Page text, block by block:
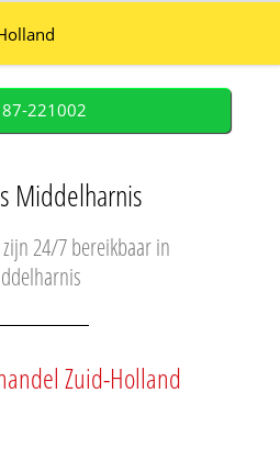
221002
Middelharnis
24/7 bereikbaar in
Zuid-Holland